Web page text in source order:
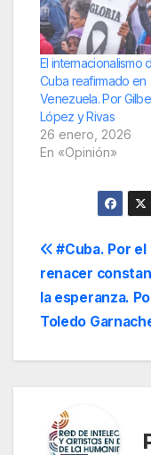
El internacionalismo
Cuba reafirmado en
Venezuela. Por
López y Rivas
26 enero, 2026
En «Opinión»
de
#Cuba. Por el
renacer
la esperanza.
Toledo